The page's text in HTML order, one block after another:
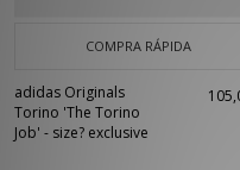
COMPRA RÁPIDA
adidas Originals
Torino 'The Torino
Job' - size? exclusive